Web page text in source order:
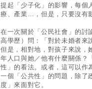
提起「少子化」的影響，每個
療、產業…，但是，只要沒有
在一次關於「公民社會」的討
高學歷）問：「對於未婚者來
但是，相對地，對孩子來說，
年人口與她／他有什麼關係？
性」的看法。或者，這可以
一個「公共性」的問題，除了
度」來面對它。